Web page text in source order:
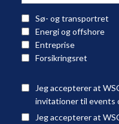
Sø- og transportret
Energi og offshore
Entreprise
Forsikringsret
Jeg accepterer at
invitationer til events
Jeg accepterer at